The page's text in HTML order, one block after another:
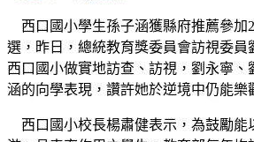
西口國小學生孫子涵獲縣府推薦參加
選，昨日，總統教育獎委員會訪視委員
西口國小做實地訪查、訪視，劉永寧、
涵的向學表現，讚許她於逆境中仍能樂
西口國小校長楊肅健表示，為鼓勵能